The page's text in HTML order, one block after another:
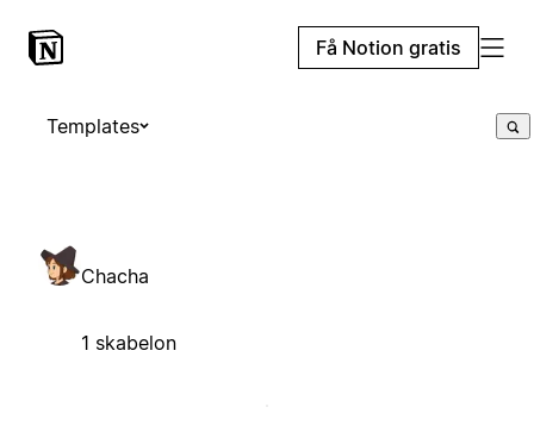
Få Notion gratis
Templates
Chacha
1 skabelon